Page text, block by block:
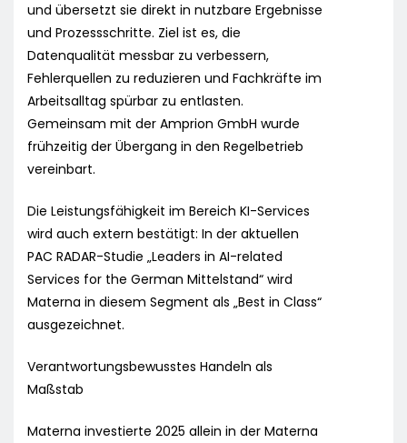
und übersetzt sie direkt in nutzbare Ergebnisse
und Prozessschritte. Ziel ist es, die
Datenqualität messbar zu verbessern,
Fehlerquellen zu reduzieren und Fachkräfte im
Arbeitsalltag spürbar zu entlasten.
Gemeinsam mit der Amprion GmbH wurde
frühzeitig der Übergang in den Regelbetrieb
vereinbart.
Die Leistungsfähigkeit im Bereich KI-Services
wird auch extern bestätigt: In der aktuellen
PAC RADAR-Studie „Leaders in AI-related
Services for the German Mittelstand“ wird
Materna in diesem Segment als „Best in Class“
ausgezeichnet.
Verantwortungsbewusstes Handeln als
Maßstab
Materna investierte 2025 allein in der Materna